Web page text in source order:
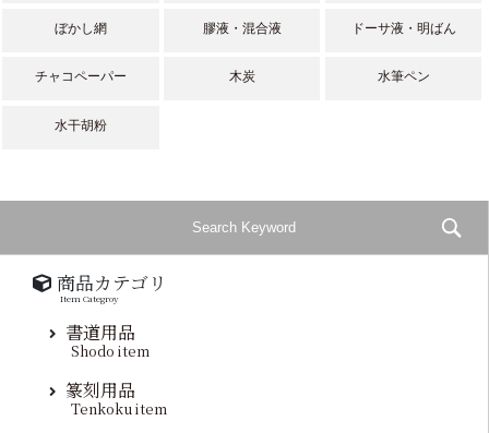
ぼかし網 膠液・混合液 ドーサ液・明ばん
チャコペーパー 木炭 水筆ペン
水干胡粉
商品カテゴリ
Item Categroy
書道用品
Shodo item
篆刻用品
Tenkoku item